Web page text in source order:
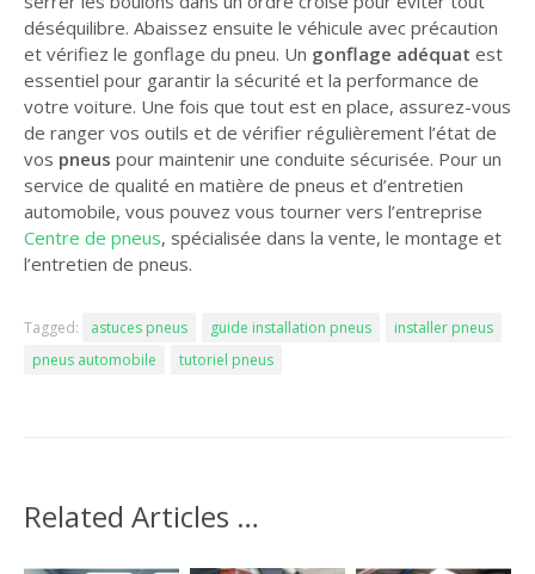
déséquilibre. Abaissez ensuite le véhicule avec précaution
et vérifiez le gonflage du pneu. Un gonflage adéquat est
essentiel pour garantir la sécurité et la performance de
votre voiture. Une fois que tout est en place, assurez-vous
de ranger vos outils et de vérifier régulièrement l’état de
vos pneus pour maintenir une conduite sécurisée. Pour un
service de qualité en matière de pneus et d’entretien
automobile, vous pouvez vous tourner vers l’entreprise
Centre de pneus, spécialisée dans la vente, le montage et
l’entretien de pneus.
Tagged: astuces pneus guide installation pneus
installer pneus
pneus automobile
tutoriel pneus
Related Articles …